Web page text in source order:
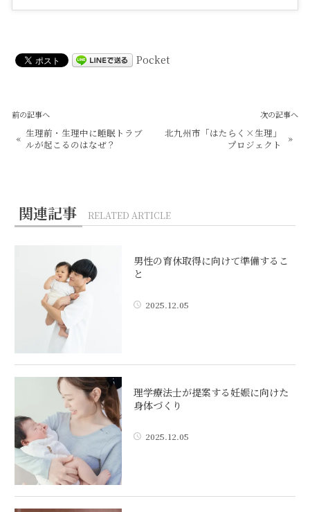
Pocket
前の記事へ
« 生理前・生理中に睡眠トラブ
ルが起こるのはなぜ？
次の記事へ
北九州市「はたらく×生理」
プロジェクト
»
関連記事 RELATED ARTICLE
男性の育休取得に向けて準備するこ
と
2025.12.05
理学療法士が提案する妊娠に向けた
身体づくり
2025.12.05